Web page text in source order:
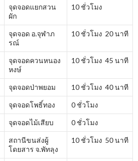
จุดจอดแยกสวน
ผัก
10 ชั่วโมง
จุดจอด อ.จุฬาภ
รณ์
10 ชั่วโมง 20 นาที
จุดจอดควนหนอง
หงษ์
10 ชั่วโมง 45 นาที
จุดจอดป่าพยอม 10 ชั่วโมง 40 นาที
จุดจอดโพธิ์ทอง 0 ชั่วโมง
จุดจอดไม้เสียบ 0 ชั่วโมง
สถานีขนส่งผู้
โดยสาร จ.พัทลุง
10 ชั่วโมง 50 นาที